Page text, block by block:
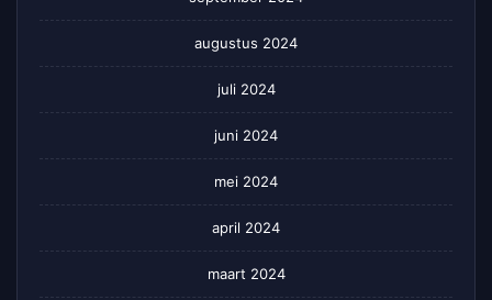
augustus 2024
juli 2024
juni 2024
mei 2024
april 2024
maart 2024